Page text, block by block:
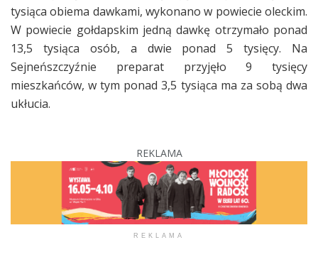
tysiąca obiema dawkami, wykonano w powiecie oleckim.
W powiecie gołdapskim jedną dawkę otrzymało ponad
13,5 tysiąca osób, a dwie ponad 5 tysięcy. Na
Sejneńszczyźnie preparat przyjęło 9 tysięcy
mieszkańców, w tym ponad 3,5 tysiąca ma za sobą dwa
ukłucia.
REKLAMA
REKLAMA